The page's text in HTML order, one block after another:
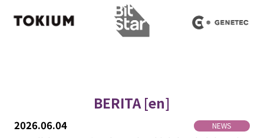
BERITA [en]
2026.06.04 NEWS